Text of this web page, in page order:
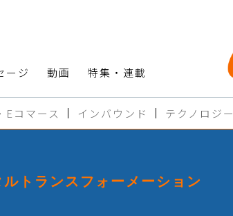
ージ 動画 特集・連載
Eコマース インバウンド テクノロジー
トランスフォーメーション